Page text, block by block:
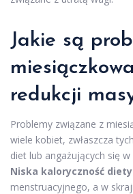
Jakie są
redukcji
Problemy związane z
wiele kobiet, zwłaszcza
diet lub angażujących się
Niska kaloryczność diety
menstruacyjnego, a w